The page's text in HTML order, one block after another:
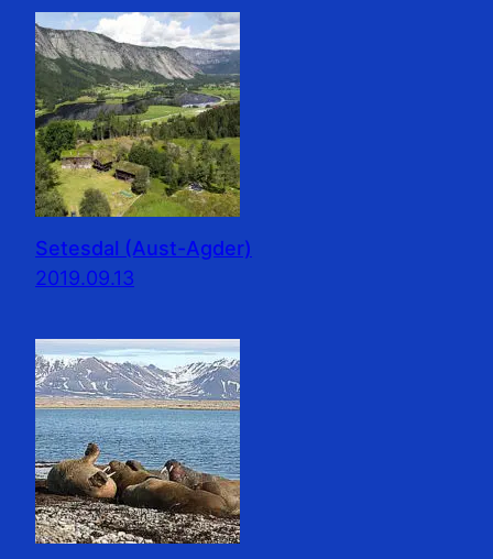
Setesdal (Aust-Agder)
2019.09.13